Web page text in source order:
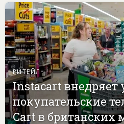
РИТЕЙЛ
Instacart
покупательские
Cart в британских